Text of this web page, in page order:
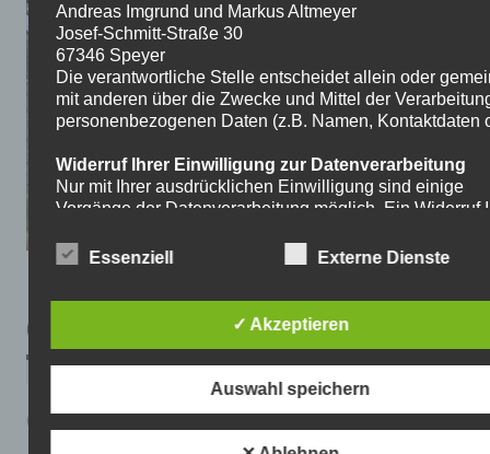
0
0
Andreas Imgrund und Markus Altmeyer
Josef-Schmitt-Straße 30
67346 Speyer
Die verantwortliche Stelle entscheidet allein oder
mit anderen über die Zwecke und Mittel der
personenbezogenen Daten (z.B. Namen, Kontaktdaten
Widerruf Ihrer Einwilligung zur Datenverarbeitung
Nur mit Ihrer ausdrücklichen Einwilligung sind einige
Vorgänge der Datenverarbeitung möglich. Ein Widerruf
Widerruf genügt eine formlose Mitteilung per E-Mail. Die
Recht auf Beschwerde bei der zuständigen
Aufsichtsbehörde
Als Betroffener steht Ihnen im Falle eines
der zuständigen Aufsichtsbehörde zu. Zuständige
Aufsichtsbehörde bezüglich datenschutzrechtlicher
Essenziell Externe Dienste
✓ Akzeptieren
Auswahl speichern